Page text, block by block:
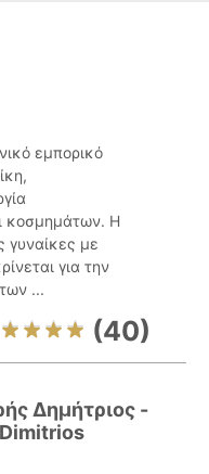
εμπορικό
κοσμημάτων. Η
γυναίκες με
για την
...
(40)
Δημήτριος -